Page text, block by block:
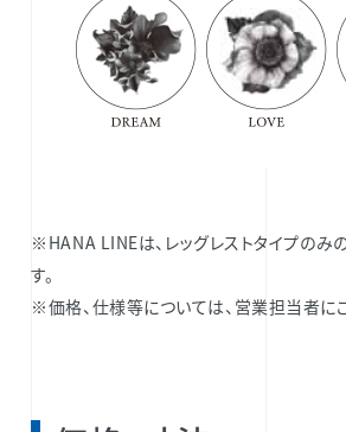
※HANA LINEは、レッグレストタイプのみ
す。
※価格、仕様等については、営業担当者に